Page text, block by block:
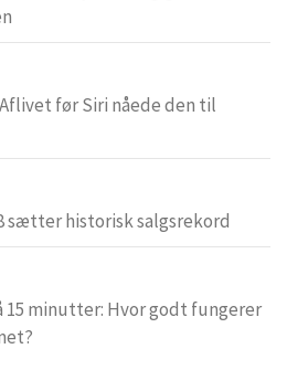
før Siri nåede den til
sætter historisk salgsrekord
minutter: Hvor godt fungerer